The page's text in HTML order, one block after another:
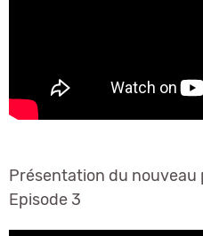
Présentation du
Episode 3